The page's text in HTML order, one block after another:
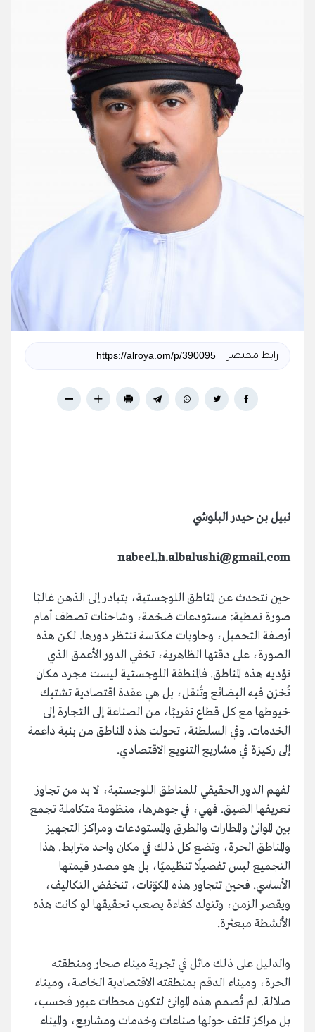
رابط مختصر
نبيل بن حيدر البلوشي
nabeel.h.albalushi@gmail.com
حين نتحدث عن المناطق اللوجستية، يتبادر إلى الذهن غالبًا
صورة نمطية: مستودعات ضخمة، وشاحنات تصطف أمام
أرصفة التحميل، وحاويات مكدّسة تنتظر دورها. لكن هذه
الصورة، على دقتها الظاهرية، تخفي الدور الأعمق الذي
تؤديه هذه المناطق. فالمنطقة اللوجستية ليست مجرد مكان
تُخزن فيه البضائع وتُنقل، بل هي عقدة اقتصادية تشتبك
خيوطها مع كل قطاع تقريبًا، من الصناعة إلى التجارة إلى
الخدمات. وفي السلطنة، تحولت هذه المناطق من بنية داعمة
إلى ركيزة في مشاريع التنويع الاقتصادي.
لفهم الدور الحقيقي للمناطق اللوجستية، لا بد من تجاوز
تعريفها الضيق. فهي، في جوهرها، منظومة متكاملة تجمع
بين الموانئ والمطارات والطرق والمستودعات ومراكز التجهيز
والمناطق الحرة، وتضع كل ذلك في مكان واحد مترابط. هذا
التجميع ليس تفصيلًا تنظيميًا، بل هو مصدر قيمتها
الأساسي. فحين تتجاور هذه المكوّنات، تنخفض التكاليف،
ويقصر الزمن، وتتولد كفاءة يصعب تحقيقها لو كانت هذه
الأنشطة مبعثرة.
والدليل على ذلك ماثل في تجربة ميناء صحار ومنطقته
الحرة، وميناء الدقم بمنطقته الاقتصادية الخاصة، وميناء
صلالة. لم تُصمم هذه الموانئ لتكون محطات عبور فحسب،
بل مراكز تلتف حولها صناعات وخدمات ومشاريع، والميناء